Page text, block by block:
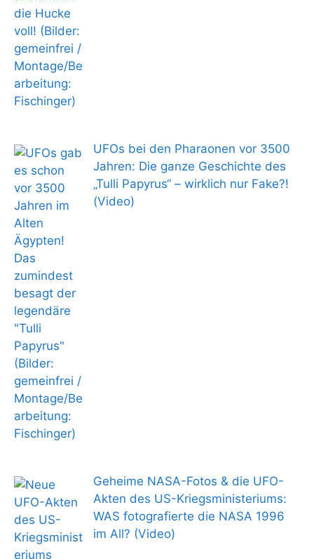
UFOs bei den Pharaonen vor 3500
Jahren: Die ganze Geschichte des
„Tulli Papyrus“ – wirklich nur Fake?!
(Video)
Geheime NASA-Fotos & die UFO-
Akten des US-Kriegsministeriums:
WAS fotografierte die NASA 1996
im All? (Video)